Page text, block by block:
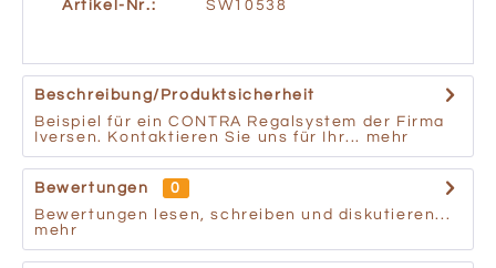
Artikel-Nr.: SW10538
Beschreibung/Produktsicherheit
Beispiel für ein CONTRA Regalsystem der Firma
Iversen. Kontaktieren Sie uns für Ihr...
mehr
Bewertungen
0
Bewertungen lesen, schreiben und diskutieren...
mehr